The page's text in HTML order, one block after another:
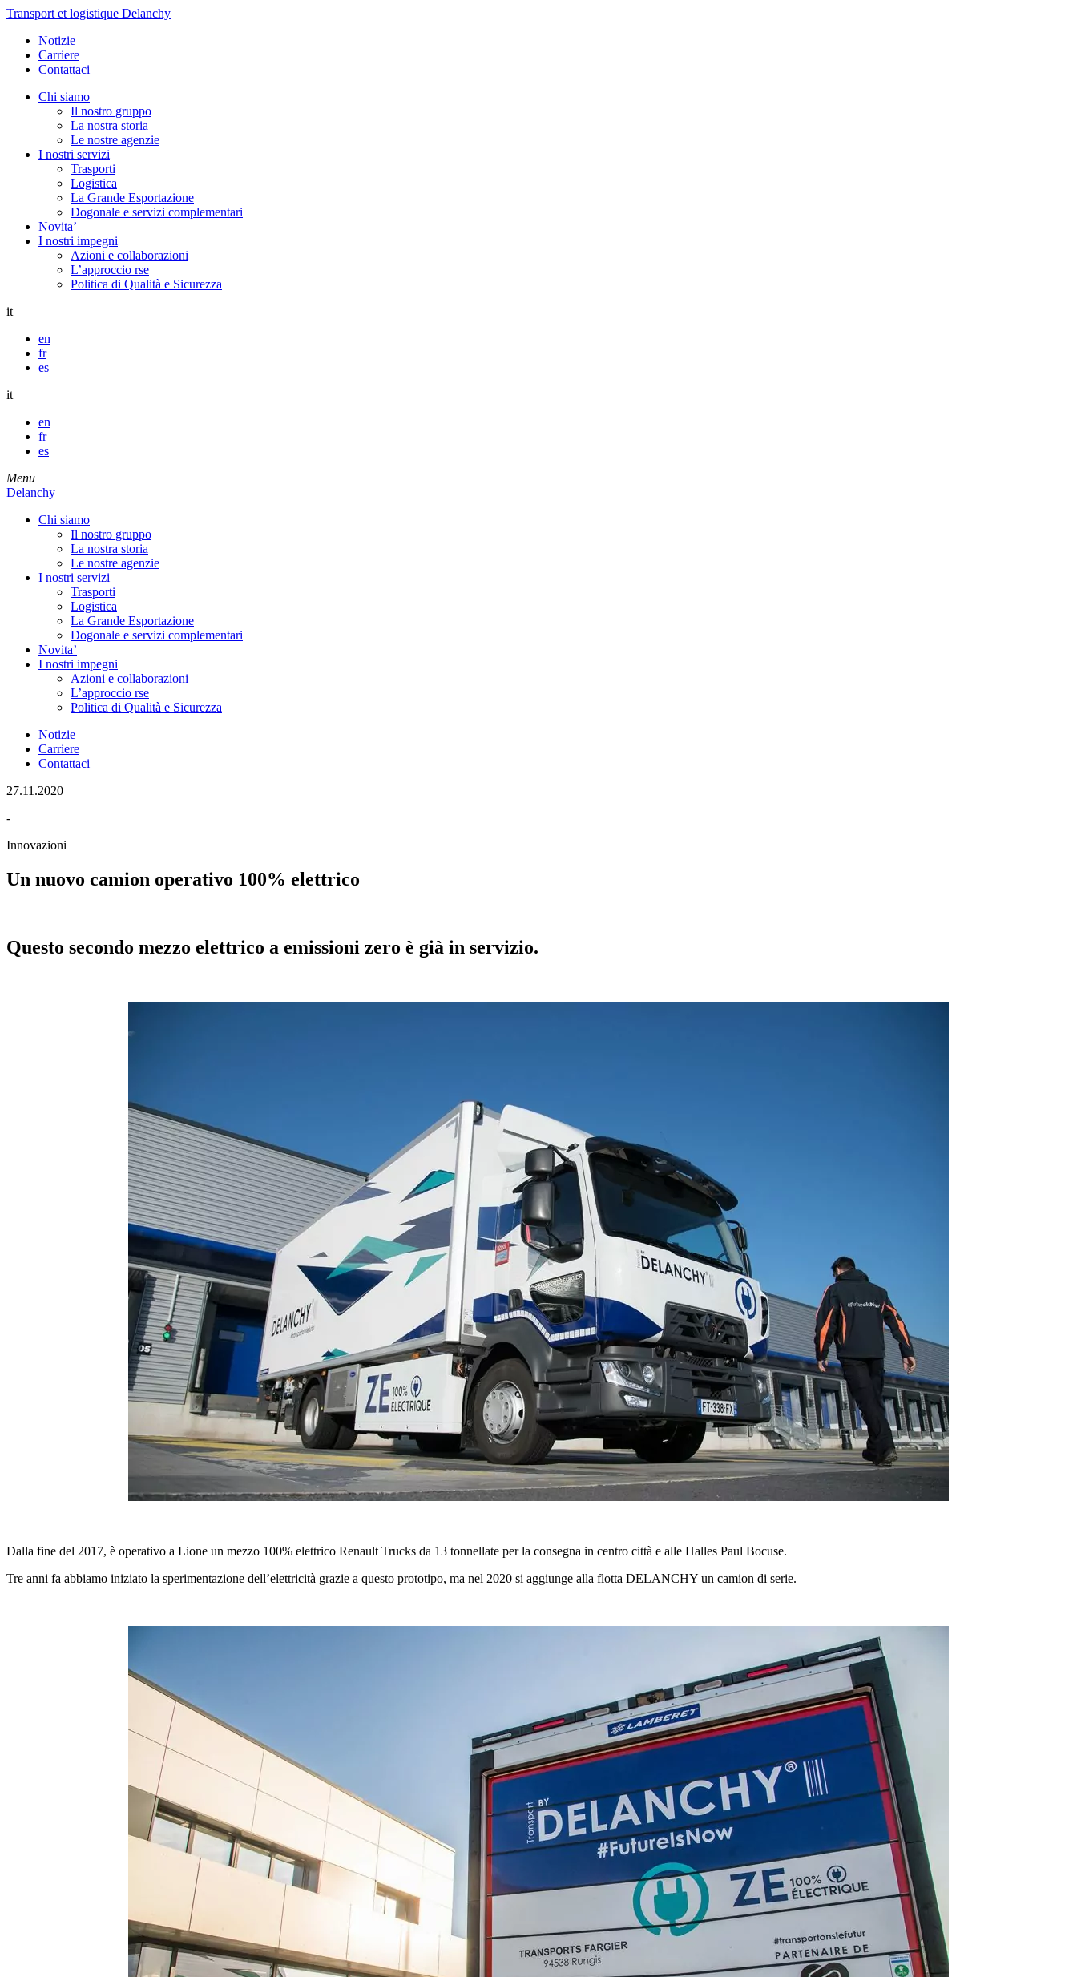
Transport et logistique Delanchy
Notizie
Carriere
Contattaci
Chi siamo
Il nostro gruppo
La nostra storia
Le nostre agenzie
I nostri servizi
Trasporti
Logistica
La Grande Esportazione
Dogonale e servizi complementari
Novita’
I nostri impegni
Azioni e collaborazioni
L’approccio rse
Politica di Qualità e Sicurezza
it
en
fr
es
it
en
fr
es
Menu
Delanchy
Chi siamo
Il nostro gruppo
La nostra storia
Le nostre agenzie
I nostri servizi
Trasporti
Logistica
La Grande Esportazione
Dogonale e servizi complementari
Novita’
I nostri impegni
Azioni e collaborazioni
L’approccio rse
Politica di Qualità e Sicurezza
Notizie
Carriere
Contattaci
27.11.2020
-
Innovazioni
Un nuovo camion operativo 100% elettrico
Questo secondo mezzo elettrico a emissioni zero è già in servizio.
Dalla fine del 2017, è operativo a Lione un mezzo 100% elettrico Renault Trucks da 13 tonnellate per la consegna in centro città e alle Halles Paul Bocuse.
Tre anni fa abbiamo iniziato la sperimentazione dell’elettricità grazie a questo prototipo, ma nel 2020 si aggiunge alla flotta DELANCHY un camion di serie.